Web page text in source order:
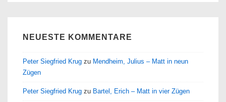
NEUESTE KOMMENTARE
Peter Siegfried Krug zu Mendheim, Julius – Matt in neun
Zügen
Peter Siegfried Krug zu Bartel, Erich – Matt in vier Zügen